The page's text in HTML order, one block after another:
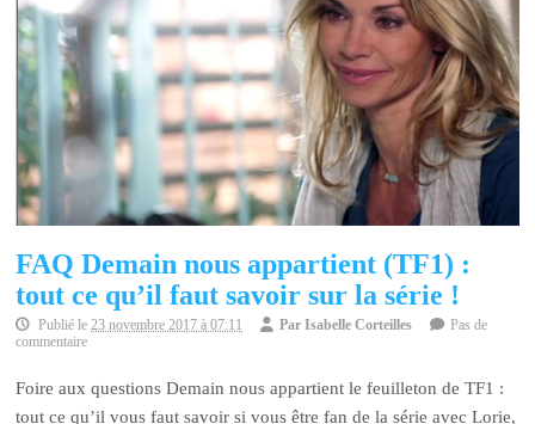
FAQ Demain nous appartient (TF1) :
tout ce qu’il faut savoir sur la série !
Publié le23 novembre 2017 à 07:11 ParIsabelle Corteilles
Pas de
commentaire
Foire aux questions Demain nous appartient le feuilleton de TF1 :
tout ce qu’il vous faut savoir si vous être fan de la série avec Lorie,